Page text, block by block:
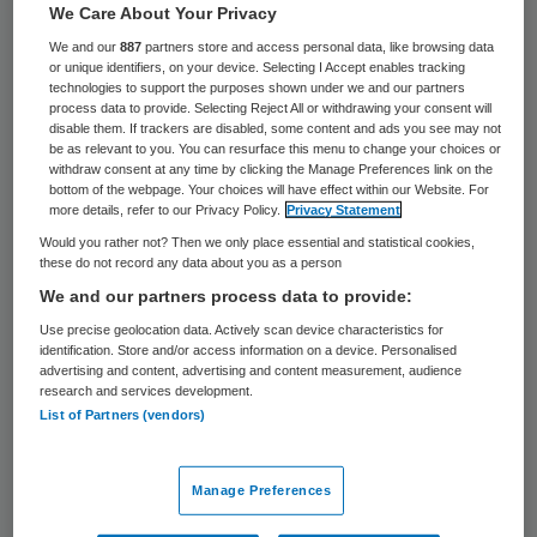
Rivas Zorggroep neemt na zeventien jaar
afscheid van de voorzitter van de raad van
bestuur Pieter de Kort. Begin juli zal De
Kort de organisatie verlaten.
“Na bijna zeventien intensieve en mooie
jaren heb ik besloten Rivas Zorggroep te
verlaten”, laat De Kort weten in een
verklaring. “De invoering van een nieuwe
organisatiestructuur en de benoeming van
vier nieuwe directeuren per 1 juni is een
goed en logisch moment om ruimte te
frisse start maken met een nieuw team.
Voor mij persoonlijk is het ook tijd voor
We Care About Your Privacy
We and our887 partners store and access personal data, like browsing data
or unique identifiers, on your device. Selecting I Accept enables tracking
technologies to support the purposes shown under we and our partners
process data to provide. Selecting Reject All or withdrawing your consent will
disable them. If trackers are disabled, some content and ads you see may not
be as relevant to you. You can resurface this menu to change your choices or
withdraw consent at any time by clicking the Manage Preferences link on the
bottom of the webpage. Your choices will have effect within our Website. For
more details, refer to our Privacy Policy.
Privacy Statement
Would you rather not? Then we only place essential and statistical cookies,
these do not record any data about you as a person
We and our partners process data to provide:
Use precise geolocation data. Actively scan device characteristics for
identification. Store and/or access information on a device. Personalised
advertising and content, advertising and content measurement, audience
research and services development.
List of Partners (vendors)
Manage Preferences